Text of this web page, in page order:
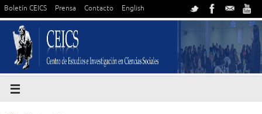
Boletín CEICS Prensa Contacto English